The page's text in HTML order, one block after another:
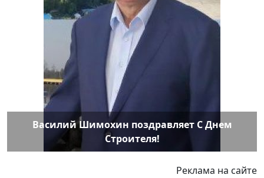
Василий Шимохин поздравляет С Днем
Строителя!
Реклама на сайте